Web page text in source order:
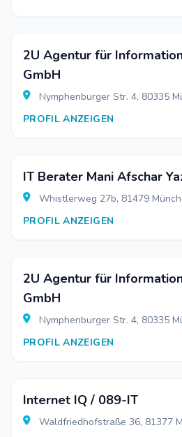
2U Agentur für
GmbH
Nymphenburger Str. 4, 80335
PROFIL ANZEIGEN
IT Berater Mani Afschar
Whistlerweg 27b, 81479
PROFIL ANZEIGEN
2U Agentur für
GmbH
Nymphenburger Str. 4, 80335
PROFIL ANZEIGEN
Internet IQ / 089-IT
Waldfriedhofstraße 36, 81377